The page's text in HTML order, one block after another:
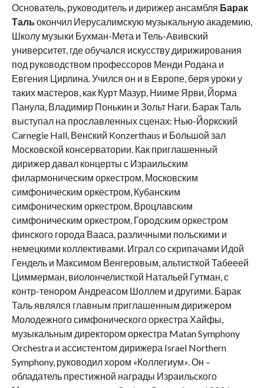
Основатель, руководитель и дирижер ансамбля Барак
Тальокончил Иерусалимскую музыкальную академию,
Школу музыки Бухман-Мета и Тель-Авивский
университет, где обучался искусству дирижирования
под руководством профессоров Менди Родана и
Евгения Цирлина. Учился он и в Европе, беря уроки у
таких мастеров, как Курт Мазур, Нииме Ярви, Йорма
Панула, Владимир Понькин и Зольт Наги. Барак Таль
выступал на прославленных сценах: Нью-Йоркский
Carnegie Hall, Венский Konzerthaus и Большой зал
Московской консерватории. Как приглашенный
дирижер давал концерты с Израильским
филармоническим оркестром, Московским
симфоническим оркестром, Кубанским
симфоническим оркестром, Вроцлавским
симфоническим оркестром, Городским оркестром
финского города Вааса, различными польскими и
немецкими коллективами. Играл со скрипачами Идой
Гендель и Максимом Венгеровым, альтисткой Табееей
Циммерман, виолончелисткой Натальей Гутман, с
контр-тенором Андреасом Шоллем и другими. Барак
Таль являлся главным приглашенным дирижером
Молодежного симфонического оркестра Хайфы,
музыкальным директором оркестра Matan Symphony
Orchestra и ассистентом дирижера Israel Northern
Symphony, руководил хором «Коллегиум». Он –
обладатель престижной награды Израильского